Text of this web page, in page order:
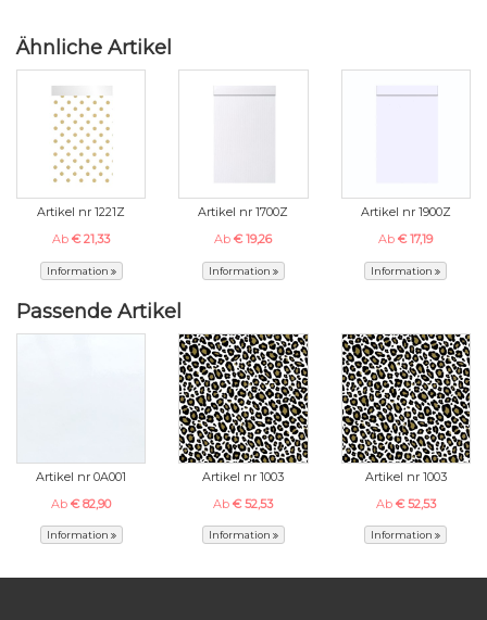
Ähnliche Artikel
Artikel nr 1221Z
Ab€ 21,33
Information
Artikel nr 1700Z
Ab€ 19,26
Information
Artikel nr 1900Z
Ab€ 17,19
Information
Passende Artikel
Artikel nr 0A001
Ab€ 82,90
Information
Artikel nr 1003
Ab€ 52,53
Information
Artikel nr 1003
Ab € 52,53
Information